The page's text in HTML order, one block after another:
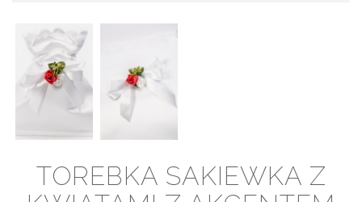
TOREBKA SAKIEWKA Z